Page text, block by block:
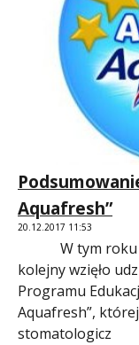
Aquafresh”
20.12.2017 11:53
W tym roku
kolejny wzięło
Programu
Aquafresh”,
stomatologicz